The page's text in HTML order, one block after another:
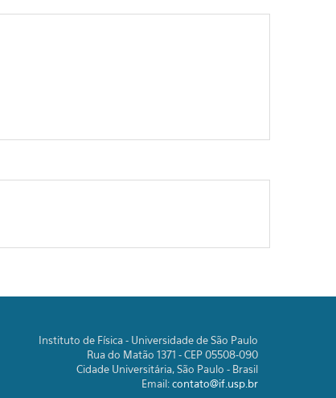
Instituto de Física - Universidade de São Paulo
Rua do Matão 1371 - CEP 05508-090
Cidade Universitária, São Paulo - Brasil
Email:contato@if.usp.br